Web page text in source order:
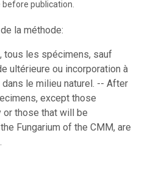
before publication.
la méthode:
tous les spécimens, sauf
ultérieure ou incorporation à
le milieu naturel. -- After
except those
those that will be
Fungarium of the CMM, are